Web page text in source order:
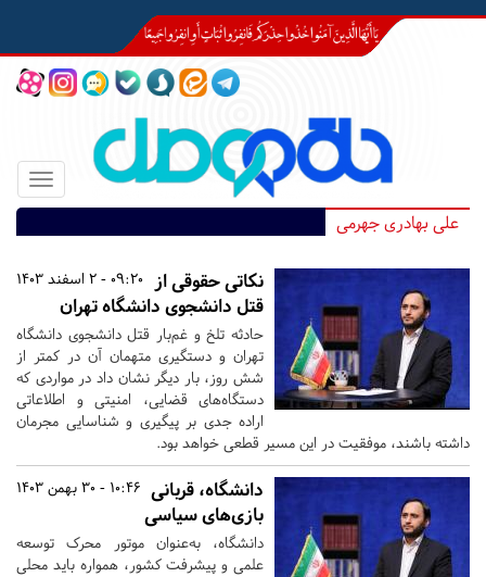
Toggle
علی بهادری جهرمی
09:20 - 2 اسفند 1403
نکاتی حقوقی از
قتل دانشجوی دانشگاه تهران
حادثه تلخ و غم‌بار قتل دانشجوی دانشگاه
تهران و دستگیری متهمان آن در کمتر از
شش روز، بار دیگر نشان داد در مواردی که
دستگاه‌های قضایی، امنیتی و اطلاعاتی
اراده جدی بر پیگیری و شناسایی مجرمان
داشته باشند، موفقیت در این مسیر قطعی خواهد بود.
10:46 - 30 بهمن 1403 دانشگاه، قربانی
بازی‌های سیاسی
دانشگاه، به‌عنوان موتور محرک توسعه
علمی و پیشرفت کشور، همواره باید محلی